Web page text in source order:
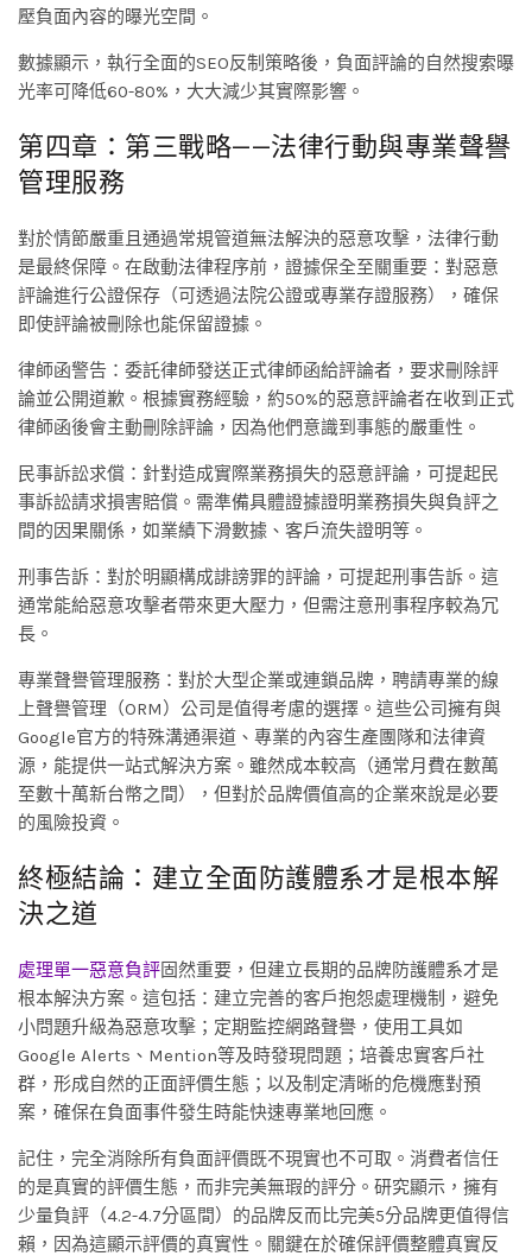
壓負面內容的曝光空間。
數據顯示，執行全面的SEO反制策略後，負面評論的自然搜索曝
光率可降低60-80%，大大減少其實際影響。
第四章：第三戰略——法律行動與專業聲譽
管理服務
對於情節嚴重且通過常規管道無法解決的惡意攻擊，法律行動
是最終保障。在啟動法律程序前，證據保全至關重要：對惡意
評論進行公證保存（可透過法院公證或專業存證服務），確保
即使評論被刪除也能保留證據。
律師函警告：委託律師發送正式律師函給評論者，要求刪除評
論並公開道歉。根據實務經驗，約50%的惡意評論者在收到正式
律師函後會主動刪除評論，因為他們意識到事態的嚴重性。
民事訴訟求償：針對造成實際業務損失的惡意評論，可提起民
事訴訟請求損害賠償。需準備具體證據證明業務損失與負評之
間的因果關係，如業績下滑數據、客戶流失證明等。
刑事告訴：對於明顯構成誹謗罪的評論，可提起刑事告訴。這
通常能給惡意攻擊者帶來更大壓力，但需注意刑事程序較為冗
長。
專業聲譽管理服務：對於大型企業或連鎖品牌，聘請專業的線
上聲譽管理（ORM）公司是值得考慮的選擇。這些公司擁有與
Google官方的特殊溝通渠道、專業的內容生產團隊和法律資
源，能提供一站式解決方案。雖然成本較高（通常月費在數萬
至數十萬新台幣之間），但對於品牌價值高的企業來說是必要
的風險投資。
終極結論：建立全面防護體系才是根本解
決之道
處理單一惡意負評固然重要，但建立長期的品牌防護體系才是
根本解決方案。這包括：建立完善的客戶抱怨處理機制，避免
小問題升級為惡意攻擊；定期監控網路聲譽，使用工具如
Google Alerts、Mention等及時發現問題；培養忠實客戶社
群，形成自然的正面評價生態；以及制定清晰的危機應對預
案，確保在負面事件發生時能快速專業地回應。
記住，完全消除所有負面評價既不現實也不可取。消費者信任
的是真實的評價生態，而非完美無瑕的評分。研究顯示，擁有
少量負評（4.2-4.7分區間）的品牌反而比完美5分品牌更值得信
賴，因為這顯示評價的真實性。關鍵在於確保評價整體真實反